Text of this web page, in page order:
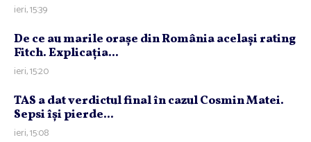
ieri, 15:39
De ce au marile oraşe din România acelaşi rating
Fitch. Explicaţia...
ieri, 15:20
TAS a dat verdictul final în cazul Cosmin Matei.
Sepsi îşi pierde...
ieri, 15:08